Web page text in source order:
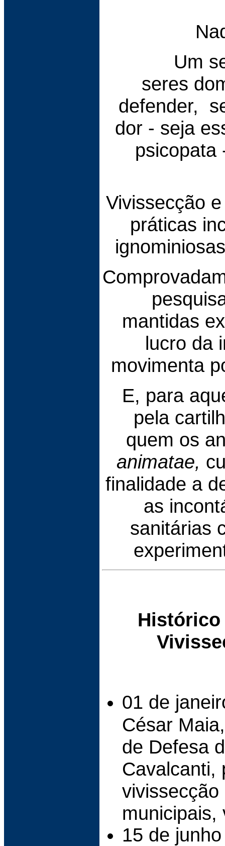
Um
seres
defender,
dor - seja
psicopata
Vivissecção
práticas
mantidas
lucro da
movimenta
E, para
pela
quem os
animatae,
finalidade a
as
sanitárias
Histórico
01 de
César
de Defesa
Cavalcanti,
municipais,
15 de